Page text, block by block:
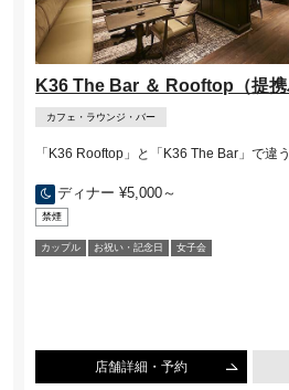
K36 The Bar ＆ Rooftop（提携
カフェ・ラウンジ・バー
「K36 Rooftop」と「K36 The Bar」で違
ディナー ¥5,000～
禁煙
カップル お祝い・記念⽇ ⼥⼦会
店舗詳細・予約